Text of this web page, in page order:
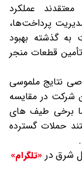
عملکرد
پرداخت‌ها،
به گذشته بهبود
قطعات منجر
نتایج ملموسی
شرکت در مقایسه
برخی طیف های
حملات گسترده
شرق در «تلگرام»